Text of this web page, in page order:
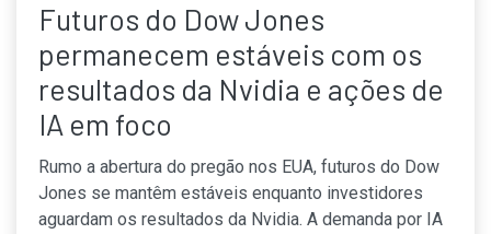
Futuros do Dow Jones
permanecem estáveis com os
resultados da Nvidia e ações de
IA em foco
Rumo a abertura do pregão nos EUA, futuros do Dow
Jones se mantêm estáveis enquanto investidores
aguardam os resultados da Nvidia. A demanda por IA